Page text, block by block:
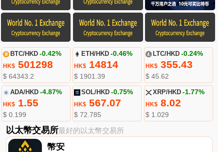
BTC/HKD -0.42%
HK$501298
$ 64343.2
ETH/HKD -0.46%
HK$ 14814
$ 1901.39
LTC/HKD -0.24%
HK$355.43
$ 45.62
ADA/HKD -4.87%
HK$1.55
$ 0.199
SOL/HKD -0.75%
HK$ 567.07
$ 72.785
XRP/HKD -1.77%
HK$8.02
$ 1.029
以太幣交易所最好的以太幣交易所
幣安